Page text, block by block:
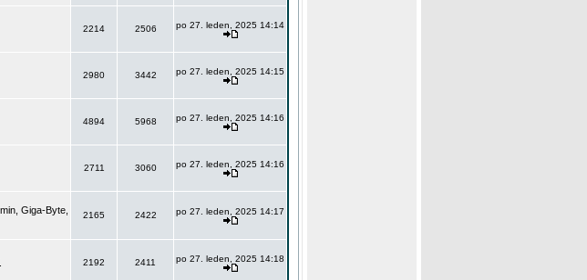
2214 2506 po 27. leden, 2025 14:14
2980 3442 po 27. leden, 2025 14:15
4894 5968 po 27. leden, 2025 14:16
2711 3060 po 27. leden, 2025 14:16
Giga-Byte,
2165 2422 po 27. leden, 2025 14:17
2192 2411 po 27. leden, 2025 14:18